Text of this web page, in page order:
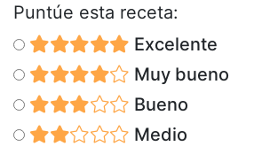
Puntúe esta receta:
Excelente
Muy bueno
Bueno
Medio